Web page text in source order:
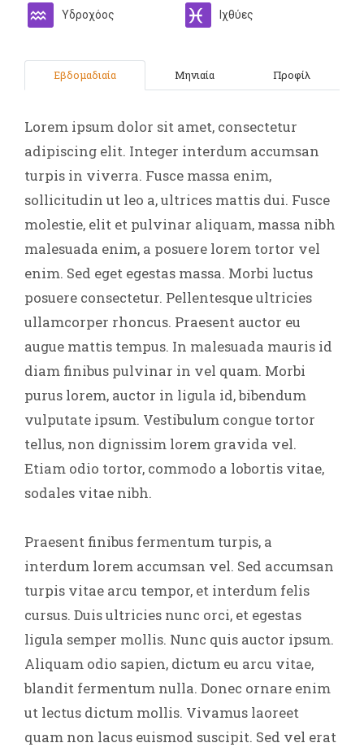
Υδροχόος Ιχθύες
Eβδομαδιαία Μηνιαία Προφίλ
Lorem ipsum dolor sit amet, consectetur
adipiscing elit. Integer interdum accumsan
turpis in viverra. Fusce massa enim,
sollicitudin ut leo a, ultrices mattis dui. Fusce
molestie, elit et pulvinar aliquam, massa nibh
malesuada enim, a posuere lorem tortor vel
enim. Sed eget egestas massa. Morbi luctus
posuere consectetur. Pellentesque ultricies
ullamcorper rhoncus. Praesent auctor eu
augue mattis tempus. In malesuada mauris id
diam finibus pulvinar in vel quam. Morbi
purus lorem, auctor in ligula id, bibendum
vulputate ipsum. Vestibulum congue tortor
tellus, non dignissim lorem gravida vel.
Etiam odio tortor, commodo a lobortis vitae,
sodales vitae nibh.
Praesent finibus fermentum turpis, a
interdum lorem accumsan vel. Sed accumsan
turpis vitae arcu tempor, et interdum felis
cursus. Duis ultricies nunc orci, et egestas
ligula semper mollis. Nunc quis auctor ipsum.
Aliquam odio sapien, dictum eu arcu vitae,
blandit fermentum nulla. Donec ornare enim
ut lectus dictum mollis. Vivamus laoreet
quam non lacus euismod suscipit. Sed vel erat